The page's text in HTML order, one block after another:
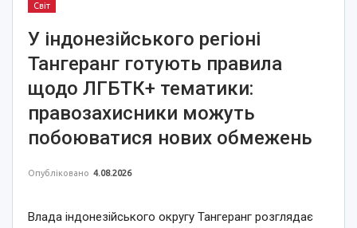
Світ
У індонезійського регіоні
Тангеранг готують правила
щодо ЛГБТК+ тематики:
правозахисники можуть
побоюватися нових обмежень
Опубліковано 4.08.2026
Влада індонезійського округу Тангеранг розглядає